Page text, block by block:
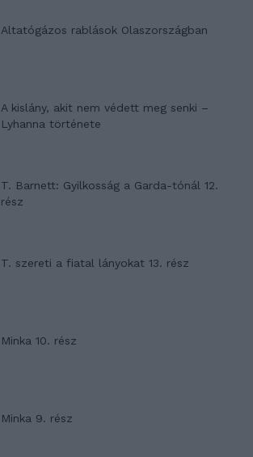
Altatógázos rablások Olaszországban
A kislány, akit nem védett meg senki –
Lyhanna története
T. Barnett: Gyilkosság a Garda-tónál 12.
rész
T. szereti a fiatal lányokat 13. rész
Minka 10. rész
Minka 9. rész